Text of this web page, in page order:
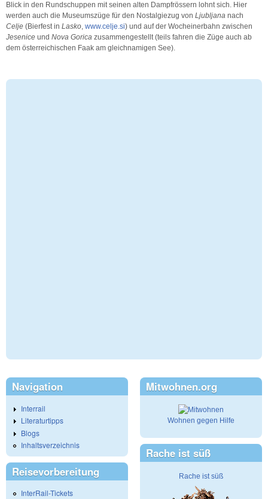
Blick in den Rundschuppen mit seinen alten Dampfrössern lohnt sich. Hier
werden auch die Museumszüge für den Nostalgiezug von Ljubljana nach
Celje (Bierfest in Lasko, www.celje.si) und auf der Wocheinerbahn zwischen
Jesenice und Nova Gorica zusammengestellt (teils fahren die Züge auch ab
dem österreichischen Faak am gleichnamigen See).
Navigation
Interrail
Literaturtipps
Blogs
Inhaltsverzeichnis
Reisevorbereitung
InterRail-Tickets
Mitwohnen.org
Wohnen gegen Hilfe
Rache ist süß
Rache ist süß